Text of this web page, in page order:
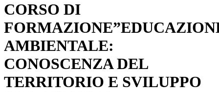
CORSO DI
AMBIENTALE:
CONOSCENZA DEL
TERRITORIO E SVILUPPO